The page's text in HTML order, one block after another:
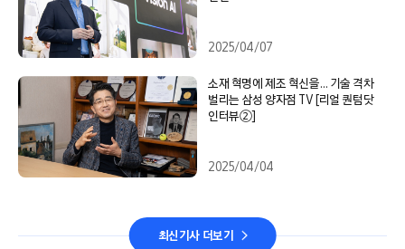
2025/04/07
소재 혁명에 제조 혁신을… 기술 격차
벌리는 삼성 양자점 TV [리얼 퀀텀닷
인터뷰②]
2025/04/04
최신기사 더보기